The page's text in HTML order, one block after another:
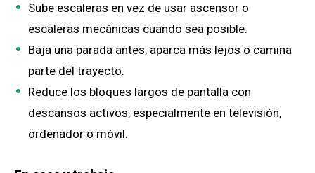
Sube escaleras en vez de usar ascensor o
escaleras mecánicas cuando sea posible.
Baja una parada antes, aparca más lejos o camina
parte del trayecto.
Reduce los bloques largos de pantalla con
descansos activos, especialmente en televisión,
ordenador o móvil.